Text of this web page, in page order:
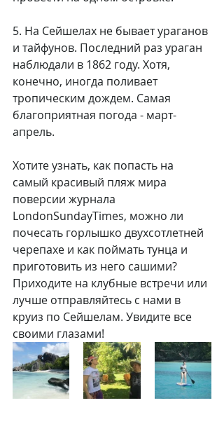
5. На Сейшелах не бывает ураганов
и тайфунов. Последний раз ураган
наблюдали в 1862 году. Хотя,
конечно, иногда поливает
тропическим дождем. Самая
благоприятная погода - март-
апрель.
Хотите узнать, как попасть на
самый красивый пляж мира
поверсии журнала
LondonSundayTimes, можно ли
почесать горлышко двухсотлетней
черепахе и как поймать тунца и
приготовить из него сашими?
Приходите на клубные встречи или
лучше отправляйтесь с нами в
круиз по Сейшелам. Увидите все
своими глазами!